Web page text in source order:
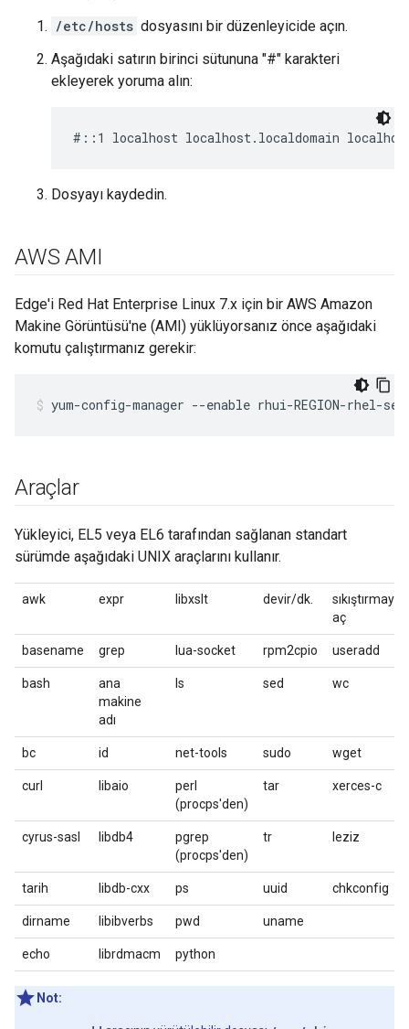
/etc/hosts dosyasını bir düzenleyicide açın.
Aşağıdaki satırın birinci sütununa "#" karakteri
ekleyerek yoruma alın:
#::1 localhost localhost.localdomain
Dosyayı kaydedin.
AWS AMI
Edge'i Red Hat Enterprise Linux 7.x için bir AWS Amazon
Makine Görüntüsü'ne (AMI) yüklüyorsanız önce aşağıdaki
komutu çalıştırmanız gerekir:
yum-config-manager --enable rhui-REGION-rhel-
Araçlar
Yükleyici, EL5 veya EL6 tarafından sağlanan standart
sürümde aşağıdaki UNIX araçlarını kullanır.
awk expr libxslt devir/dk.
sıkıştırmayı
aç
basename grep lua-socket rpm2cpio useradd
bash
ana
makine
adı
ls sed wc
bc id net-tools sudo wget
curl libaio
perl
(procps'den)
tar xerces-c
cyrus-sasl libdb4
pgrep
(procps'den)
tr leziz
tarih libdb-cxx ps uuid chkconfig
dirname libibverbs pwd uname
echo librdmacm python
Not: